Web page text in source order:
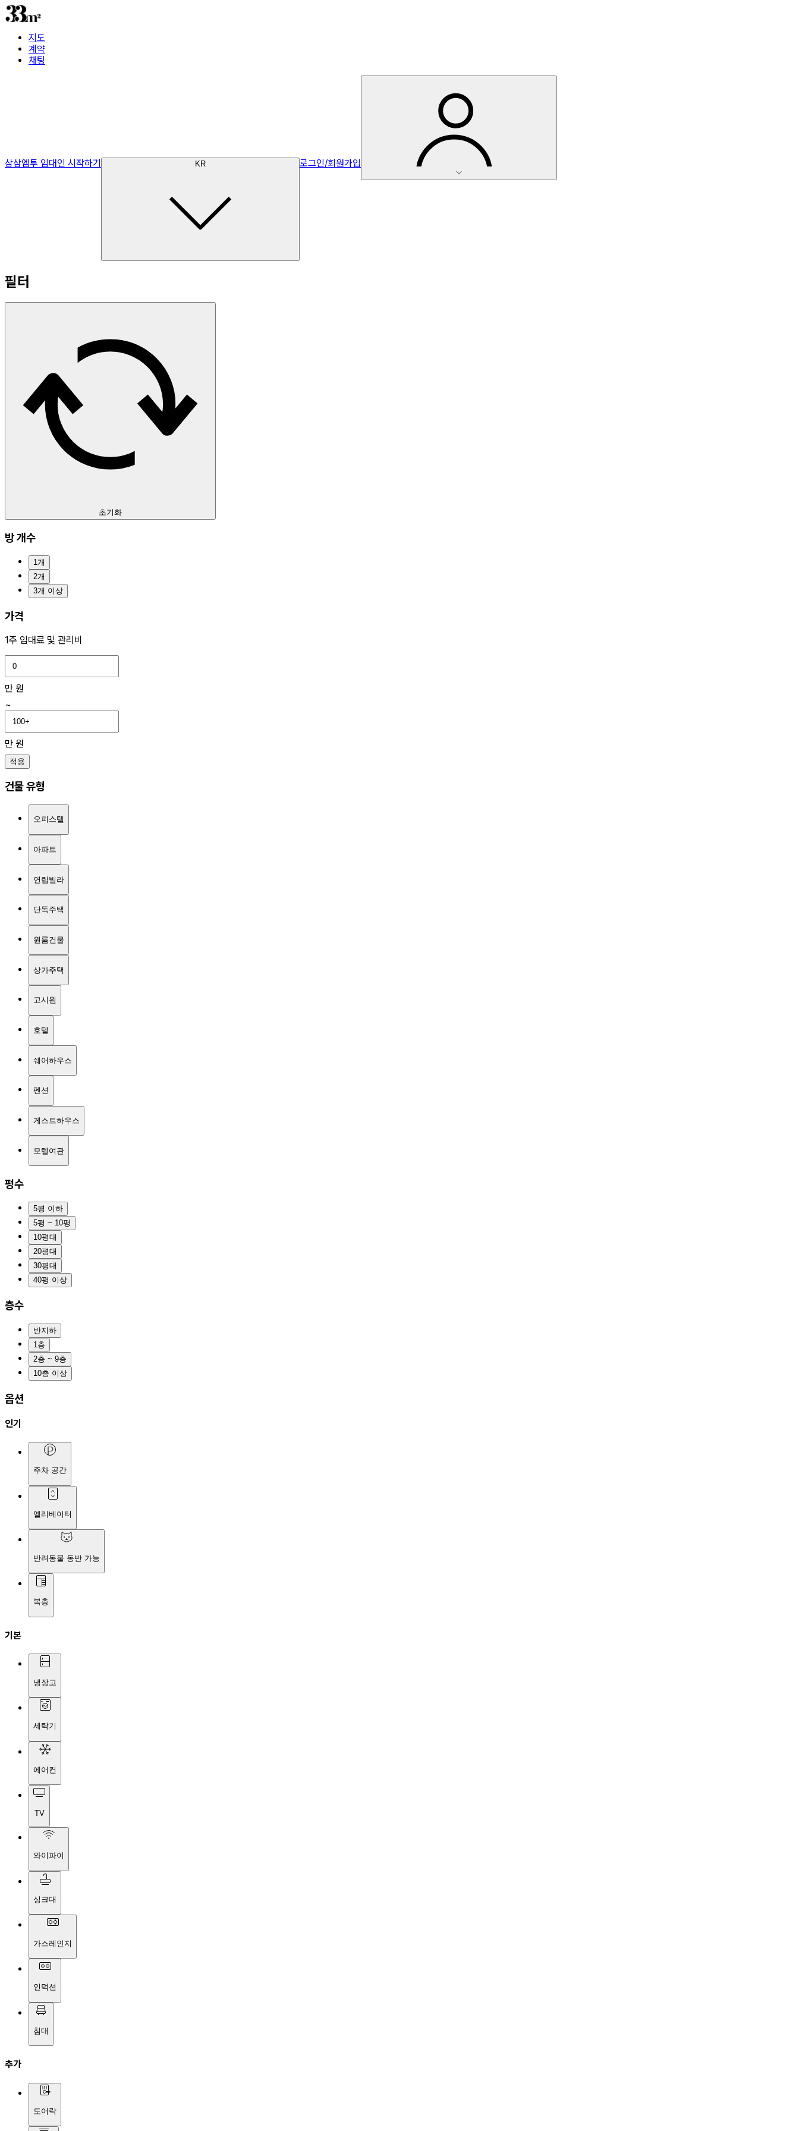
지도
계약
채팅
삼삼엠투 임대인 시작하기 KR 로그인/회원가입
필터
초기화
방 개수
1개
2개
3개 이상
가격
1주 임대료 및 관리비
만 원
~
만 원
적용
건물 유형
오피스텔
아파트
연립빌라
단독주택
원룸건물
상가주택
고시원
호텔
쉐어하우스
펜션
게스트하우스
모텔여관
평수
5평 이하
5평 ~ 10평
10평대
20평대
30평대
40평 이상
층수
반지하
1층
2층 ~ 9층
10층 이상
옵션
인기
주차 공간
엘리베이터
반려동물 동반 가능
복층
기본
냉장고
세탁기
에어컨
TV
와이파이
싱크대
가스레인지
인덕션
침대
추가
도어락